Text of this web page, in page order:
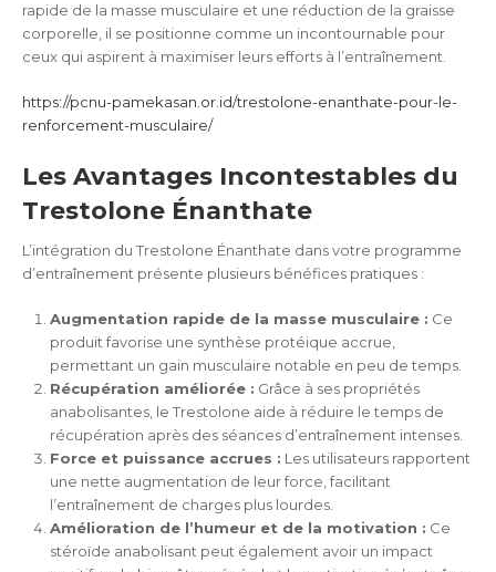
rapide de la masse musculaire et une réduction de la graisse
corporelle, il se positionne comme un incontournable pour
ceux qui aspirent à maximiser leurs efforts à l’entraînement.
https://pcnu-pamekasan.or.id/trestolone-enanthate-pour-le-
renforcement-musculaire/
Les Avantages Incontestables du
Trestolone Énanthate
L’intégration du Trestolone Énanthate dans votre programme
d’entraînement présente plusieurs bénéfices pratiques :
Augmentation rapide de la masse musculaire : Ce
produit favorise une synthèse protéique accrue,
permettant un gain musculaire notable en peu de temps.
Récupération améliorée : Grâce à ses propriétés
anabolisantes, le Trestolone aide à réduire le temps de
récupération après des séances d’entraînement intenses.
Force et puissance accrues : Les utilisateurs rapportent
une nette augmentation de leur force, facilitant
l’entraînement de charges plus lourdes.
Amélioration de l’humeur et de la motivation : Ce
stéroïde anabolisant peut également avoir un impact